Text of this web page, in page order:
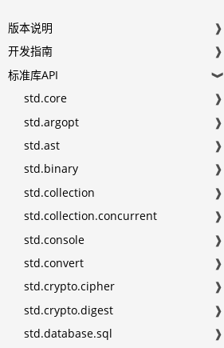
版本说明
❱
开发指南
❱
标准库API
❱
std.core
❱
std.argopt
❱
std.ast
❱
std.binary
❱
std.collection
❱
std.collection.concurrent
❱
std.console
❱
std.convert
❱
std.crypto.cipher
❱
std.crypto.digest
❱
std.database.sql
❱